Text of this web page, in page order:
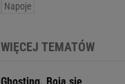
Napoje
WIĘCEJ TEMATÓW